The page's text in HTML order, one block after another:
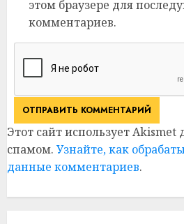
этом браузере для
комментариев.
Этот сайт использует Akismet
спамом. Узнайте, как
данные комментариев.